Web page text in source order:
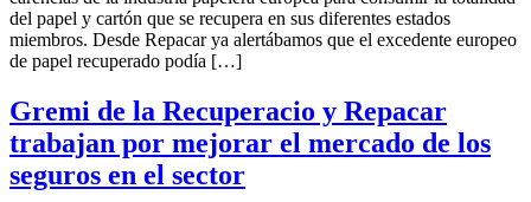
del papel y cartón que se recupera en sus diferentes estados
miembros. Desde Repacar ya alertábamos que el excedente europeo
de papel recuperado podía […]
Gremi de la Recuperacio y Repacar
trabajan por mejorar el mercado de los
seguros en el sector